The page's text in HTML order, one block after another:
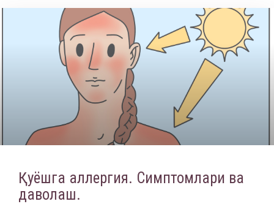
Қуёшга аллергия. Симптомлари ва
даволаш.